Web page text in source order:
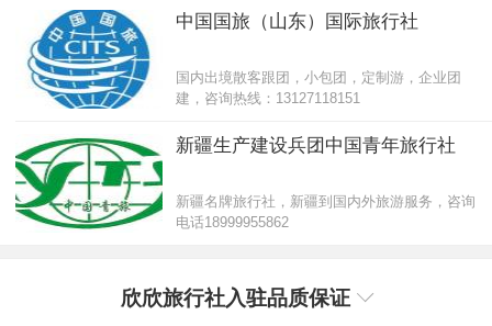
中国国旅（山东）国际旅行社
国内出境散客跟团，小包团，定制游，企业团
建，咨询热线：13127118151
新疆生产建设兵团中国青年旅行社
新疆名牌旅行社，新疆到国内外旅游服务，咨询
电话18999955862
欣欣旅行社入驻品质保证